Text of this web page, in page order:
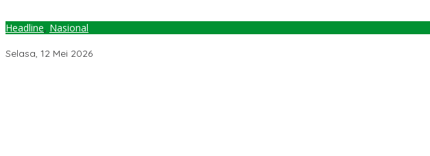
Headline, Nasional
Selasa, 12 Mei 2026